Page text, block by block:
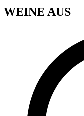
WEINE AUS